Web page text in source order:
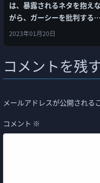
は、暴露されるネタを抱え
がら、ガーシーを批判すると
いう愚かさ？？
2023年01月20日
コメントを残
メールアドレスが公開される
コメント ※